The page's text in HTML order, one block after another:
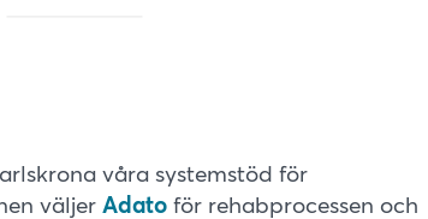
våra systemstöd för
väljer Adato för rehabprocessen och